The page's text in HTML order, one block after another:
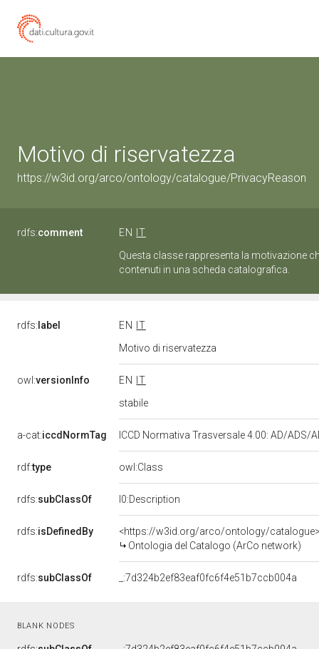
Motivo di riservatezza
https://w3id.org/arco/ontology/catalogue/PrivacyReason
rdfs:comment EN
IT
Questa classe rappresenta la motivazione
contenuti in una scheda catalografica.
rdfs: label EN
IT
Motivo di riservatezza
owl:versionInfo EN
IT
stabile
a-cat:iccdNormTag ICCD Normativa Trasversale 4.00: AD/ADS/
rdf:type owl:Class
rdfs:subClassOf l0:Description
rdfs:isDefinedBy
<https://w3id.org/arco/ontology/
Ontologia del Catalogo (ArCo network)
rdfs:subClassOf _:7d324b2ef83eaf0fc6f4e51b7ccb004a
BLANK NODES